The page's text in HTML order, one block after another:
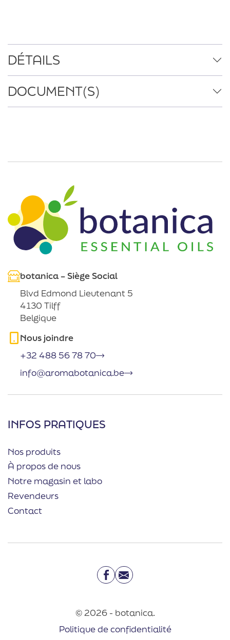
DÉTAILS
DOCUMENT(S)
botanica – Siège Social
Blvd Edmond Lieutenant 5
4130 Tilff
Belgique
Nous joindre
+32 488 56 78 70
info@aromabotanica.be
INFOS PRATIQUES
Nos produits
À propos de nous
Notre magasin et labo
Revendeurs
Contact
Facebook
Email
© 2026 - botanica.
Politique de confidentialité